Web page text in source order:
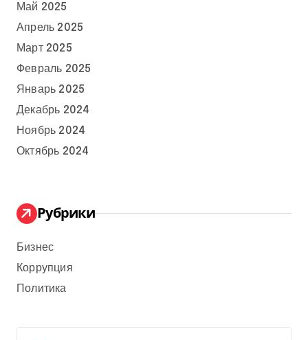
Май 2025
Апрель 2025
Март 2025
Февраль 2025
Январь 2025
Декабрь 2024
Ноябрь 2024
Октябрь 2024
Рубрики
Бизнес
Коррупция
Политика